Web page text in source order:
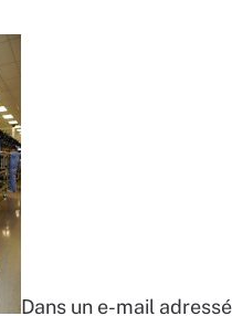
Dans un e-mail